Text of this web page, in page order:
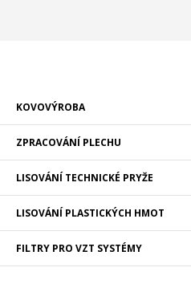
KOVOVÝROBA
ZPRACOVÁNÍ PLECHU
LISOVÁNÍ TECHNICKÉ PRYŽE
LISOVÁNÍ PLASTICKÝCH HMOT
FILTRY PRO VZT SYSTÉMY